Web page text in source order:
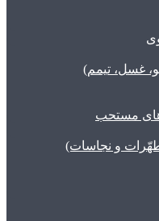
غسل، تیمم)
مستحب
و نجاسات)